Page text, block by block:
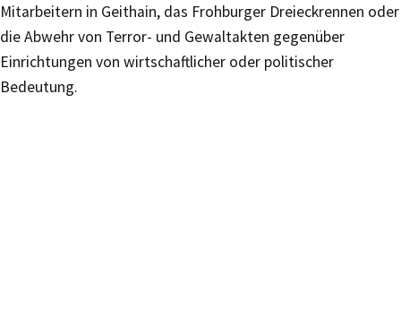
Mitarbeitern in Geithain, das Frohburger Dreieckrennen oder
die Abwehr von Terror- und Gewaltakten gegenüber
Einrichtungen von wirtschaftlicher oder politischer
Bedeutung.